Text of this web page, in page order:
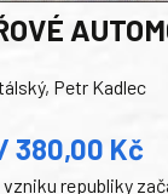
Petr Kadlec
380,00 Kč
republiky